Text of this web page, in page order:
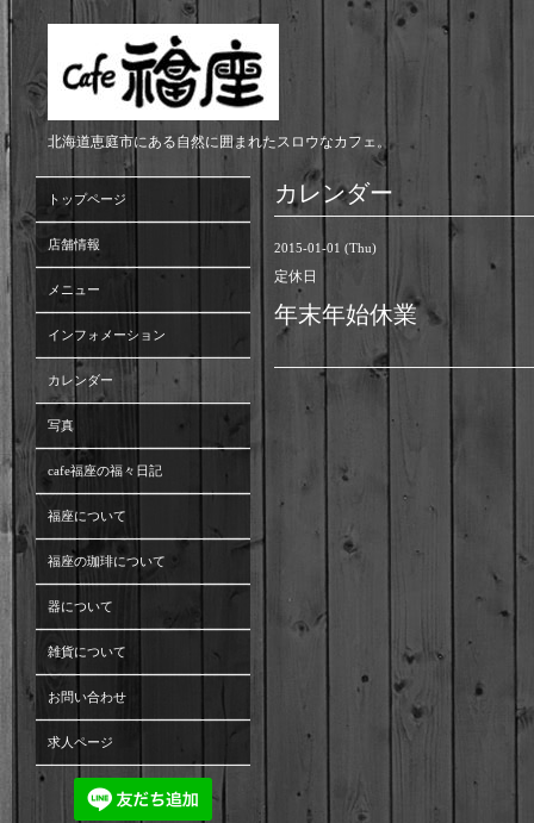
北海道恵庭市にある自然に囲まれたスロウなカフェ。
カレンダー
2015-01-01 (Thu)
定休日
年末年始休業
トップページ
店舗情報
メニュー
インフォメーション
カレンダー
写真
cafe福座の福々日記
福座について
福座の珈琲について
器について
雑貨について
お問い合わせ
求人ページ